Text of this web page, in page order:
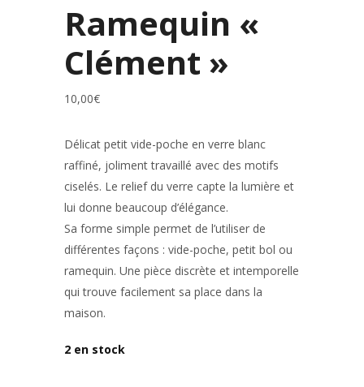
Ramequin «
Clément »
10,00€
Délicat petit vide-poche en verre blanc
raffiné, joliment travaillé avec des motifs
ciselés. Le relief du verre capte la lumière et
lui donne beaucoup d’élégance.
Sa forme simple permet de l’utiliser de
différentes façons : vide-poche, petit bol ou
ramequin. Une pièce discrète et intemporelle
qui trouve facilement sa place dans la
maison.
2 en stock